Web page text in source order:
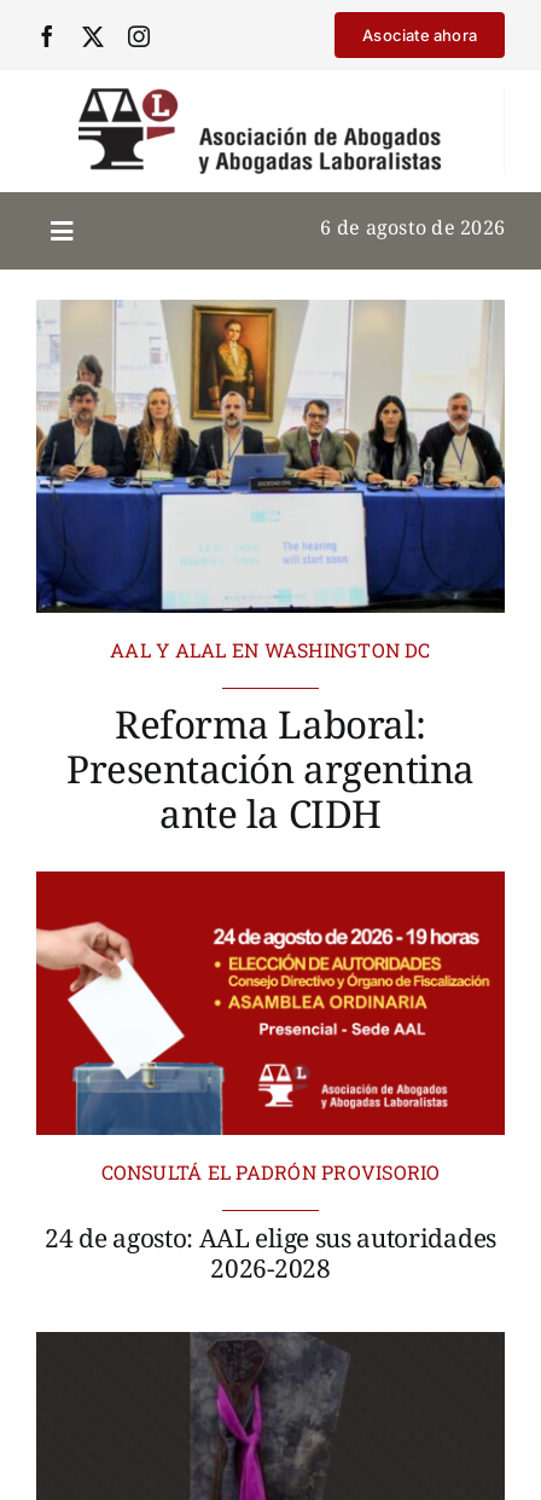
Asociate ahora
6 de agosto de 2026
AAL Y ALAL EN WASHINGTON DC
Reforma Laboral:
Presentación argentina
ante la CIDH
CONSULTÁ EL PADRÓN PROVISORIO
24 de agosto: AAL elige sus autoridades
2026-2028